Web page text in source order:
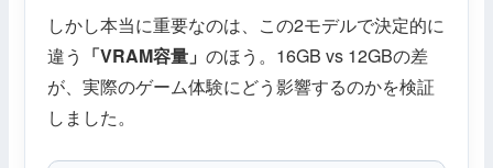
しかし本当に重要なのは、この2モデルで決定的に
違う 「VRAM容量」のほう。16GB vs 12GBの差
が、実際のゲーム体験にどう影響するのかを検証
しました。